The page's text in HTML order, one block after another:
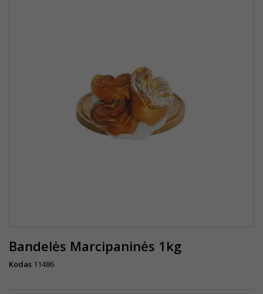
Bandelės Marcipaninės 1kg
Kodas 11486